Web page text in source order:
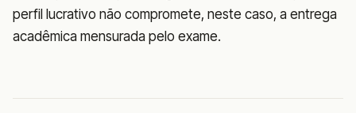
perfil lucrativo não compromete, neste caso, a entrega
acadêmica mensurada pelo exame.